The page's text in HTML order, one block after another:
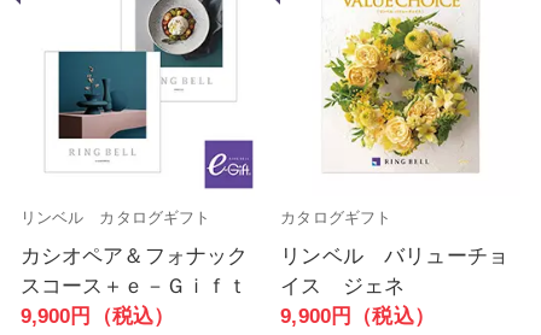
リンベル カタログギフト
カシオペア＆フォナック
スコース＋ｅ－Ｇｉｆｔ
9,900円（税込）
カタログギフト
リンベル バリューチョ
イス ジェネ
9,900円（税込）